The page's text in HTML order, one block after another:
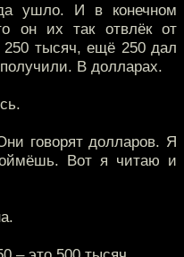
ушло. И в конечном
он их так отвлёк от
тысяч, ещё 250 дал
В долларах.
говорят долларов. Я
Вот я читаю и